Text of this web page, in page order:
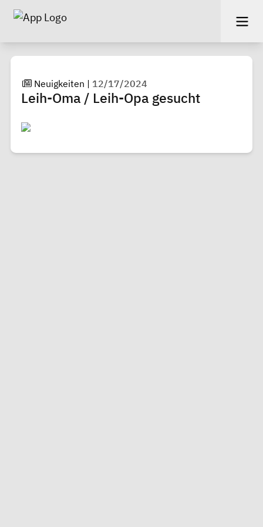
Neuigkeiten | 12/17/2024
Leih-Oma / Leih-Opa gesucht